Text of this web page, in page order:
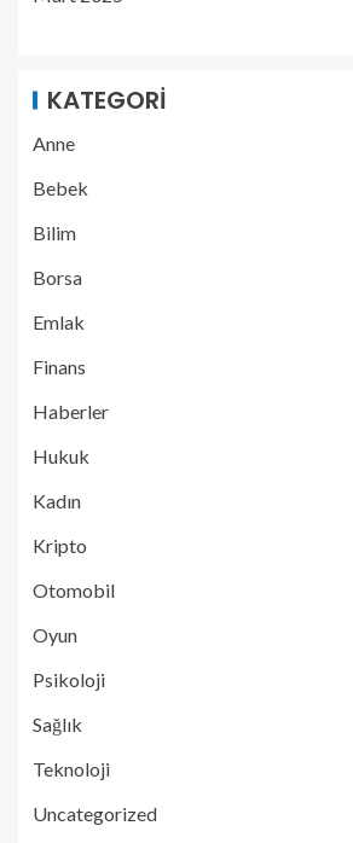
KATEGORI
Anne
Bebek
Bilim
Borsa
Emlak
Finans
Haberler
Hukuk
Kadın
Kripto
Otomobil
Oyun
Psikoloji
Sağlık
Teknoloji
Uncategorized